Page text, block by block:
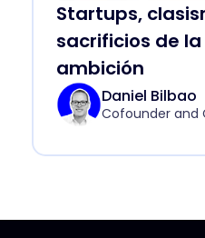
Startups,
sacrificios de la
ambición
Daniel Bilbao
Cofounder and